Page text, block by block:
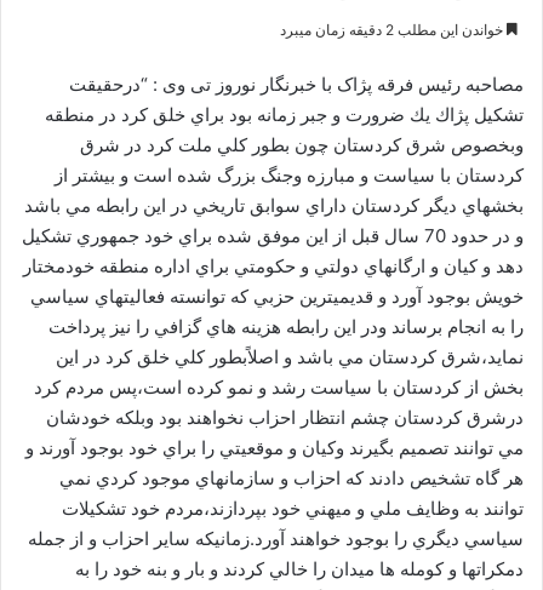
ر
ل
م
خواندن این مطلب 2 دقیقه زمان میبرد
مصاحبه رئیس فرقه پژاک با خبرنگار نوروز تی وی : “درحقيقت
تشكيل پژاك يك ضرورت و جبر زمانه بود براي خلق كرد در منطقه
وبخصوص شرق كردستان چون بطور كلي ملت كرد در شرق
كردستان با سياست و مبارزه وجنگ بزرگ شده است و بيشتر از
بخشهاي ديگر كردستان داراي سوابق تاريخي در اين رابطه مي باشد
و در حدود 70 سال قبل از اين موفق شده براي خود جمهوري تشكيل
دهد و كيان و ارگانهاي دولتي و حكومتي براي اداره منطقه خودمختار
خويش بوجود آورد و قديميترين حزبي كه توانسته فعاليتهاي سياسي
را به انجام برساند ودر اين رابطه هزينه هاي گزافي را نيز پرداخت
نمايد،شرق كردستان مي باشد و اصلاًبطور كلي خلق كرد در اين
بخش از كردستان با سياست رشد و نمو كرده است،پس مردم كرد
درشرق كردستان چشم انتظار احزاب نخواهند بود وبلكه خودشان
مي توانند تصميم بگيرند وكيان و موقعيتي را براي خود بوجود آورند و
هر گاه تشخيص دادند كه احزاب و سازمانهاي موجود كردي نمي
توانند به وظايف ملي و ميهني خود بپردازند،مردم خود تشكيلات
سياسي ديگري را بوجود خواهند آورد.زمانيكه ساير احزاب و از جمله
دمكراتها و كومله ها ميدان را خالي كردند و بار و بنه خود را به